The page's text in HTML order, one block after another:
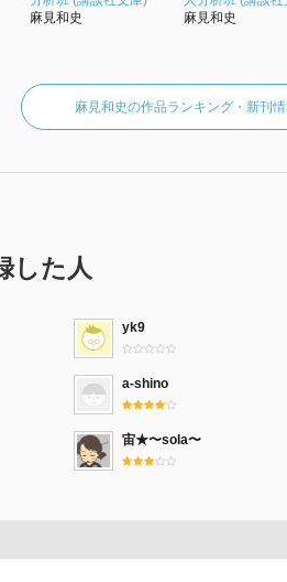
麻見和史
麻見和史
麻見和史の作品ランキング・新刊
した人
yk9
a-shino
宙★〜sola〜